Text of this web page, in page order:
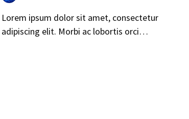
Lorem ipsum dolor sit amet, consectetur
adipiscing elit. Morbi ac lobortis orci…